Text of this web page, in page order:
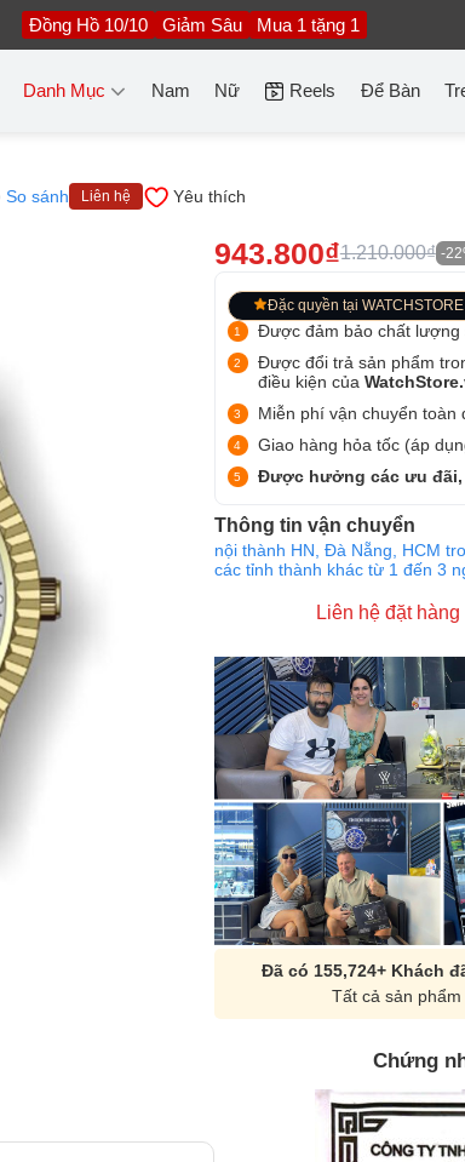
Đồng Hồ 10/10 Giảm Sâu Mua 1 tặng 1
Danh Mục Nam Nữ Reels Để Bàn
So sánh Liên hệ Yêu thích
943.800₫1.210.000₫ -
Đặc quyền tại WATCHSTORE
Được đảm bảo chất lượng
Được đổi trả sản phẩm
điều kiện của
Miễn phí vận chuyển toàn
Giao hàng hỏa tốc (áp
Được hưởng các ưu đãi,
Thông tin vận chuyển
nội thành HN, Đà Nẵng, HCM
các tỉnh thành khác từ 1 đến 3
Liên hệ đặt hàng
Đã có 155,724+ Khách
Tất cả sản
Chứng